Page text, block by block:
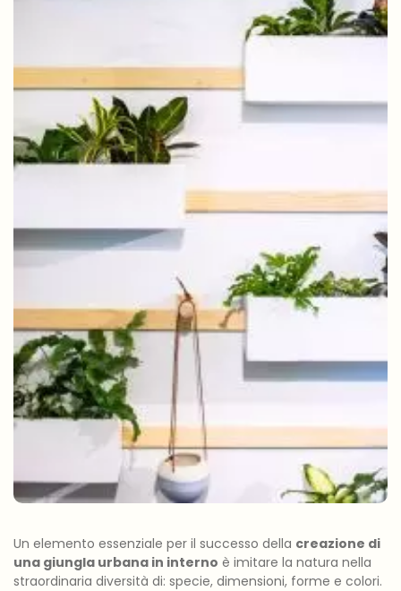
Un elemento essenziale per il successo della creazione di
una giungla urbana in interno è imitare la natura nella
straordinaria diversità di: specie, dimensioni, forme e colori.